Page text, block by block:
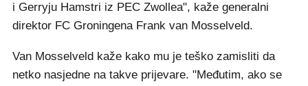
i Gerryju Hamstri iz PEC Zwollea", kaže generalni
direktor FC Groningena Frank van Mosselveld.
Van Mosselveld kaže kako mu je teško zamisliti da
netko nasjedne na takve prijevare. "Međutim, ako se